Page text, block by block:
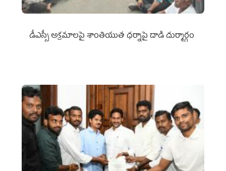
డీఎస్సీ అక్రమాలపై శాంతియుత ధర్నాపై దాడి దుర్మార్గం